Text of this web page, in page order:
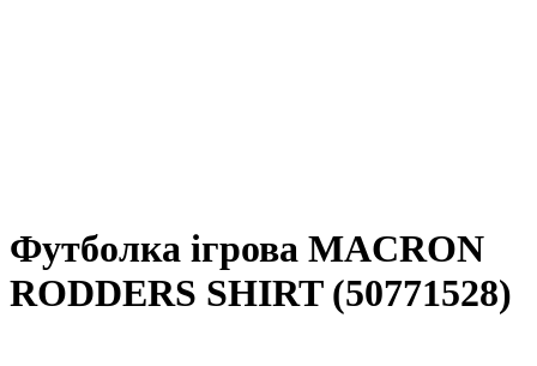
Футболка ігрова MACRON
RODDERS SHIRT (50771528)